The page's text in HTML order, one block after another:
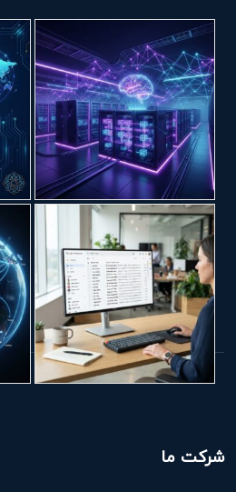
شرکت ما